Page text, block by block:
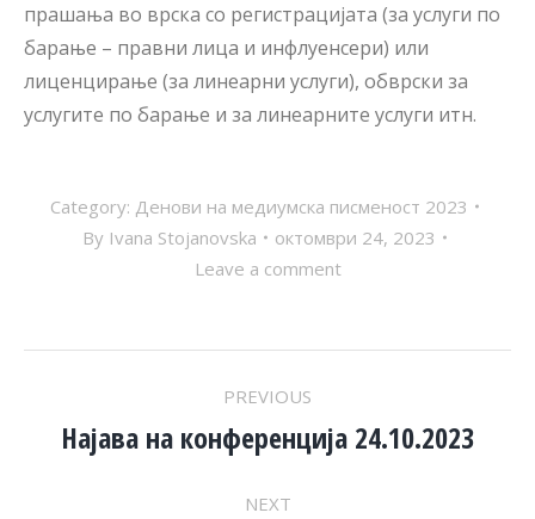
прашања во врска со регистрацијата (за услуги по
барање – правни лица и инфлуенсери) или
лиценцирање (за линеарни услуги), обврски за
услугите по барање и за линеарните услуги итн.
Category: Денови на медиумска писменост 2023
By Ivana Stojanovska
октомври 24, 2023
Leave a comment
NAVIGATION
PREVIOUS
Previous
Најава на конференција 24.10.2023
NEXT